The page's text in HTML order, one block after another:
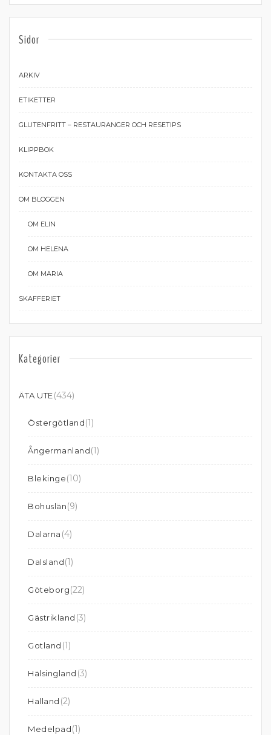
Sidor
ARKIV
ETIKETTER
GLUTENFRITT – RESTAURANGER OCH RESETIPS
KLIPPBOK
KONTAKTA OSS
OM BLOGGEN
OM ELIN
OM HELENA
OM MARIA
SKAFFERIET
Kategorier
ÄTA UTE(434)
Östergötland(1)
Ångermanland(1)
Blekinge(10)
Bohuslän(9)
Dalarna (4)
Dalsland(1)
Göteborg(22)
Gästrikland (3)
Gotland (1)
Hälsingland (3)
Halland (2)
Medelpad(1)